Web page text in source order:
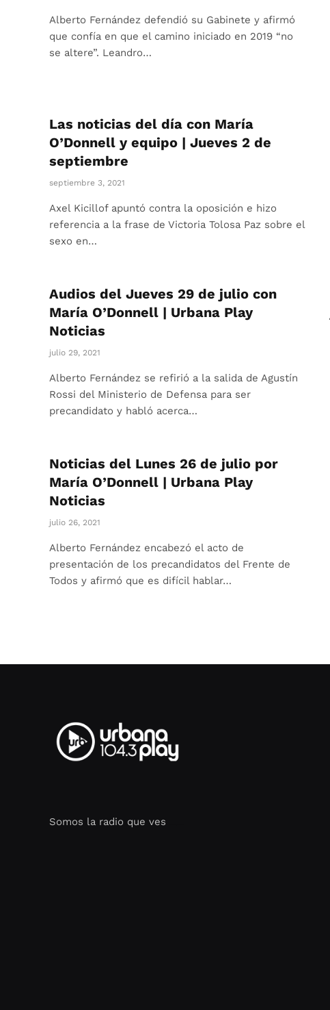
Alberto Fernández defendió su Gabinete y afirmó
que confía en que el camino iniciado en 2019 “no
se altere”. Leandro…
Las noticias del día con María
O’Donnell y equipo | Jueves 2 de
septiembre
septiembre 3, 2021
Axel Kicillof apuntó contra la oposición e hizo
referencia a la frase de Victoria Tolosa Paz sobre el
sexo en…
Audios del Jueves 29 de julio con
María O’Donnell | Urbana Play
Noticias
julio 29, 2021
Alberto Fernández se refirió a la salida de Agustín
Rossi del Ministerio de Defensa para ser
precandidato y habló acerca…
Noticias del Lunes 26 de julio por
María O’Donnell | Urbana Play
Noticias
julio 26, 2021
Alberto Fernández encabezó el acto de
presentación de los precandidatos del Frente de
Todos y afirmó que es difícil hablar…
Somos la radio que ves